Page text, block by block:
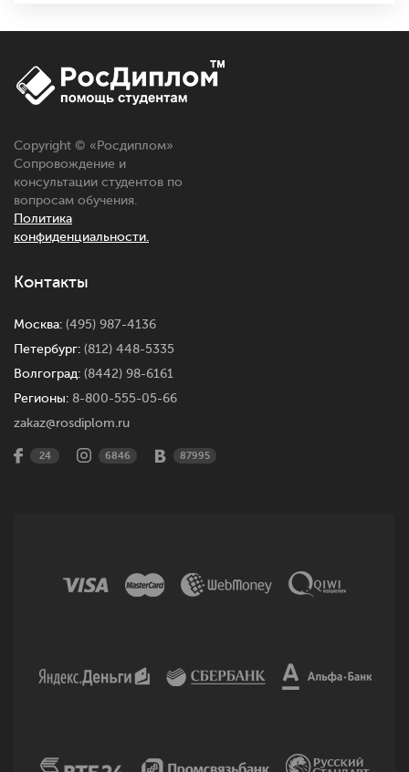
Copyright © « Росдиплом»
Сопровождение и
консультации студентов по
вопросам обучения.
Политика
конфиденциальности.
Контакты
Москва: (495) 987-4136
Петербург: (812) 448-5335
Волгоград: (8442) 98-6161
Регионы: 8-800-555-05-66
zakaz@rosdiplom.ru
24 6846 87995